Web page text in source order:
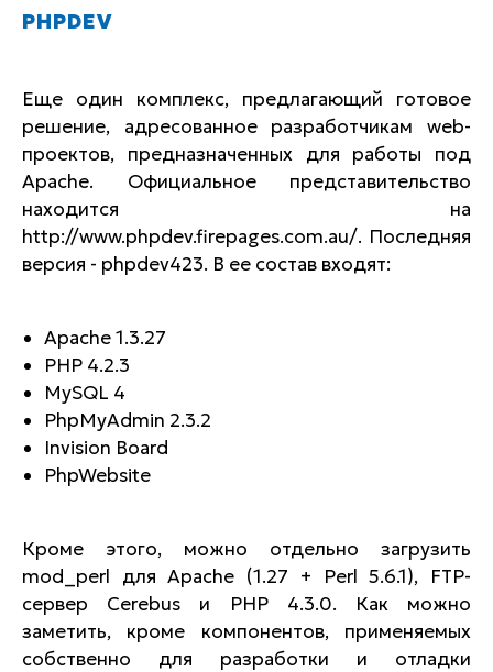
PHPDEV
Еще один комплекс, предлагающий готовое
решение, адресованное разработчикам web-
проектов, предназначенных для работы под
Apache. Официальное представительство
находится на
http://www.phpdev.firepages.com.au/. Последняя
версия - phpdev423. В ее состав входят:
Apache 1.3.27
PHP 4.2.3
MySQL 4
PhpMyAdmin 2.3.2
Invision Board
PhpWebsite
Кроме этого, можно отдельно загрузить
mod_perl для Apache (1.27 + Perl 5.6.1), FTP-
сервер Cerebus и PHP 4.3.0. Как можно
заметить, кроме компонентов, применяемых
собственно для разработки и отладки